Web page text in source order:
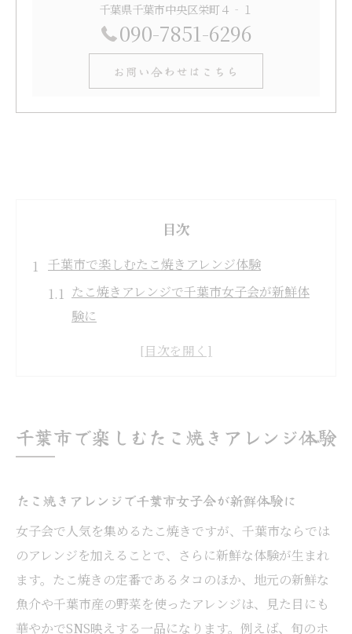
千葉県千葉市中央区栄町４‐１
090-7851-6296
お問い合わせはこちら
目次
千葉市で楽しむたこ焼きアレンジ体験
たこ焼きアレンジで千葉市女子会が新鮮体
験に
千葉市で人気のたこ焼き体験スポット特集
たこ焼き体験が千葉女子会におすすめな理
女子会が盛り上がる彩り豊かなたこ焼き術
たこ焼きで女子会が盛り上がるアレンジ術
彩り豊かなたこ焼きでSNS映え体験を叶え
る
千葉市女子会にぴったりのたこ焼きアレン
千葉市で楽しむたこ焼きアレンジ体験
たこ焼きアレンジで千葉市女子会が新鮮体験に
女子会で人気を集めるたこ焼きですが、千葉市ならでは
のアレンジを加えることで、さらに新鮮な体験が生まれ
ます。たこ焼きの定番であるタコのほか、地元の新鮮な
魚介や千葉市産の野菜を使ったアレンジは、見た目にも
華やかでSNS映えする一品になります。例えば、旬のホ